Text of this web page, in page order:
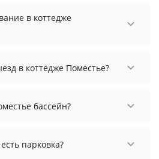
в коттедже
рублей. Чтобы увидеть
проживание, выберите
в коттедже Поместье?
бассейн?
парковка?